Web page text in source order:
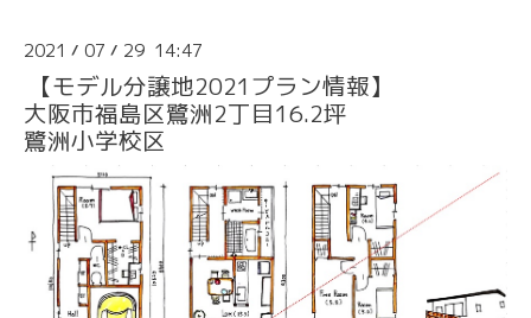
2021 / 07 / 29 14:47
【モデル分譲地2021プラン情報】
大阪市福島区鷺洲2丁目16.2坪
鷺洲小学校区